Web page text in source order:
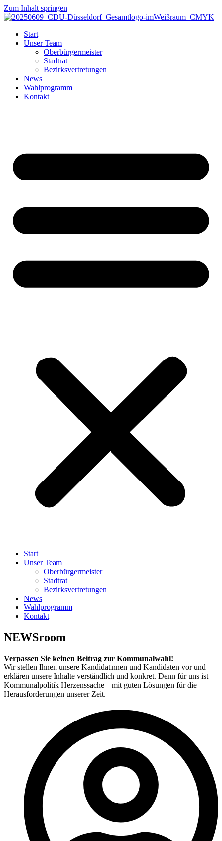
Zum Inhalt springen
Start
Unser Team
Oberbürgermeister
Stadtrat
Bezirksvertretungen
News
Wahlprogramm
Kontakt
Start
Unser Team
Oberbürgermeister
Stadtrat
Bezirksvertretungen
News
Wahlprogramm
Kontakt
NEWSroom
Verpassen Sie keinen Beitrag zur Kommunalwahl!
Wir stellen Ihnen unsere Kandidatinnen und Kandidaten vor und
erklären unsere Inhalte verständlich und konkret. Denn für uns ist
Kommunalpolitik Herzenssache – mit guten Lösungen für die
Herausforderungen unserer Zeit.